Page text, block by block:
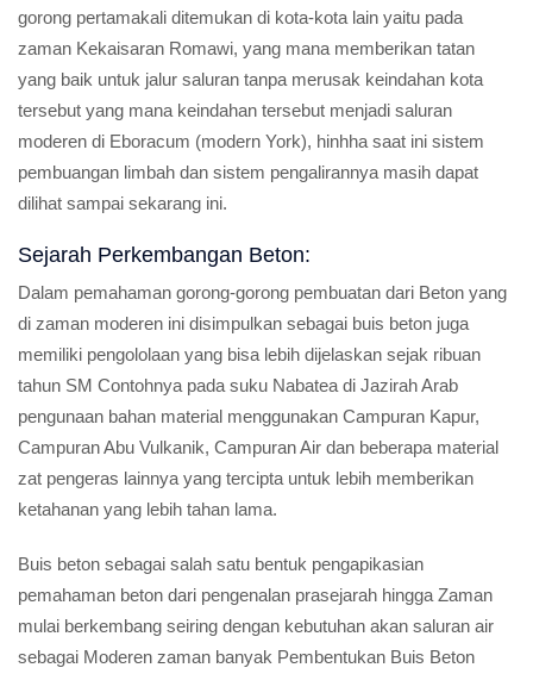
gorong pertamakali ditemukan di kota-kota lain yaitu pada
zaman Kekaisaran Romawi, yang mana memberikan tatan
yang baik untuk jalur saluran tanpa merusak keindahan kota
tersebut yang mana keindahan tersebut menjadi saluran
moderen di Eboracum (modern York), hinhha saat ini sistem
pembuangan limbah dan sistem pengalirannya masih dapat
dilihat sampai sekarang ini.
Sejarah Perkembangan Beton:
Dalam pemahaman gorong-gorong pembuatan dari Beton yang
di zaman moderen ini disimpulkan sebagai buis beton juga
memiliki pengololaan yang bisa lebih dijelaskan sejak ribuan
tahun SM Contohnya pada suku Nabatea di Jazirah Arab
pengunaan bahan material menggunakan Campuran Kapur,
Campuran Abu Vulkanik, Campuran Air dan beberapa material
zat pengeras lainnya yang tercipta untuk lebih memberikan
ketahanan yang lebih tahan lama.
Buis beton sebagai salah satu bentuk pengapikasian
pemahaman beton dari pengenalan prasejarah hingga Zaman
mulai berkembang seiring dengan kebutuhan akan saluran air
sebagai Moderen zaman banyak Pembentukan Buis Beton